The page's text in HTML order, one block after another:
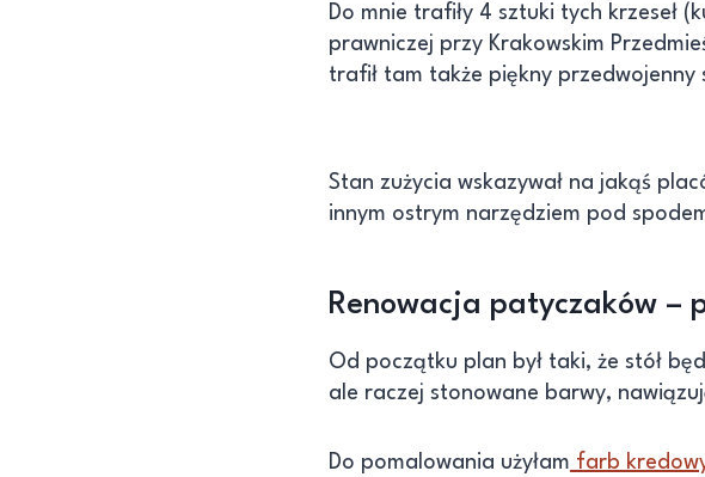
Do mnie trafiły 4 sztuki tych krzeseł
prawniczej przy Krakowskim
trafił tam także piękny przedwojenny
Stan zużycia wskazywał na jakąś
innym ostrym narzędziem pod
Renowacja patyczaków –
Od początku plan był taki, że stół
ale raczej stonowane barwy,
Do pomalowania użyłam farb